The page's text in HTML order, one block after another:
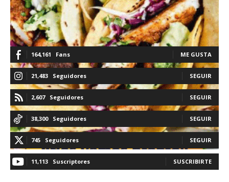
164,161 Fans ME GUSTA
21,483 Seguidores SEGUIR
2,607 Seguidores SEGUIR
38,300 Seguidores SEGUIR
745 Seguidores SEGUIR
11,113 Suscriptores SUSCRIBIRTE